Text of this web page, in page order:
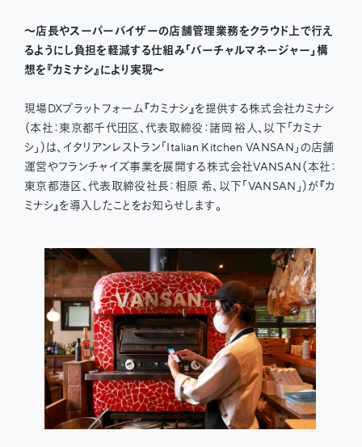
〜店長やスーパーバイザーの店舗管理業務をクラウド上で行え
るようにし負担を軽減する仕組み「バーチャルマネージャー」構
想を『カミナシ』により実現〜
現場DXプラットフォーム『カミナシ』を提供する株式会社カミナシ
（本社：東京都千代田区、代表取締役：諸岡 裕人、以下「カミナ
シ」）は、イタリアンレストラン「Italian Kitchen VANSAN」の店舗
運営やフランチャイズ事業を展開する株式会社VANSAN（本社：
東京都港区、代表取締役社長：相原 希、以下「VANSAN」）が『カ
ミナシ』を導入したことをお知らせします。